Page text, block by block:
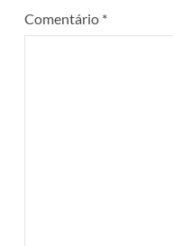
Comentário *